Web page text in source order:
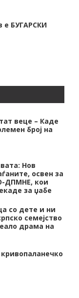
е БУГАРСКИ
веце – Каде
број на
Нов
освен за
ДПМНЕ, кои
за џабе
со дете и ни
семејство
драма на